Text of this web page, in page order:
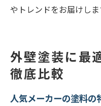
やトレンドをお届けしま
外壁塗装に最
徹底比較
人気メーカーの塗料の